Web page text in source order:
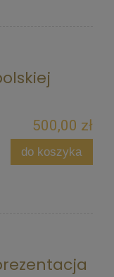
500,00 zł
do koszyka